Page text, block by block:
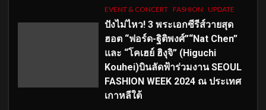
EVENT & CONCERT FASHION UPDATE
ปังไม่ไหว! 3 พระเอกซีรีส์วายสุด
ฮอต “ฟอร์ด-ฐิติพงศ์”“Nat Chen”
และ “โคเฮย์ ฮิงุจิ” (Higuchi
Kouhei)บินลัดฟ้าร่วมงาน SEOUL
FASHION WEEK 2024 ณ ประเทศ
เกาหลีใต้